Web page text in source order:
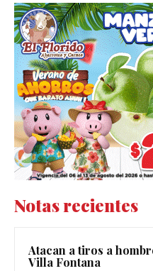
Notas recientes
Atacan a tiros a
Villa Fontana